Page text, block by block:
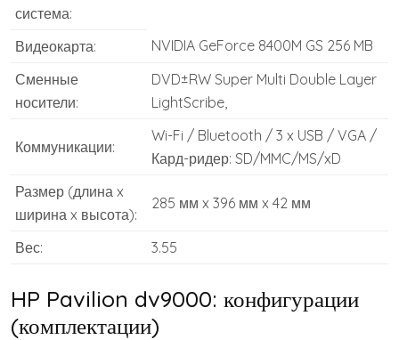
система:
Видеокарта:
NVIDIA GeForce 8400M GS 256 MB
Сменные
носители:
DVD±RW Super Multi Double Layer
LightScribe,
Коммуникации:
Wi-Fi / Bluetooth / 3 x USB / VGA /
Кард-ридер: SD/MMC/MS/xD
Размер (длина x
ширина x высота):
285 мм x 396 мм x 42 мм
Вес: 3.55
HP Pavilion dv9000: конфигурации
(комплектации)